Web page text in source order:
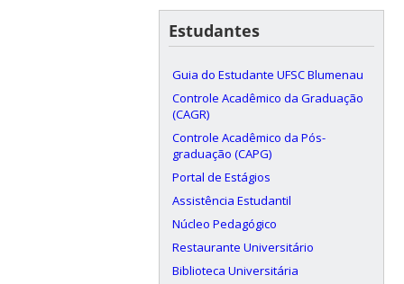
Estudantes
Guia do Estudante UFSC Blumenau
Controle Acadêmico da Graduação
(CAGR)
Controle Acadêmico da Pós-
graduação (CAPG)
Portal de Estágios
Assistência Estudantil
Núcleo Pedagógico
Restaurante Universitário
Biblioteca Universitária